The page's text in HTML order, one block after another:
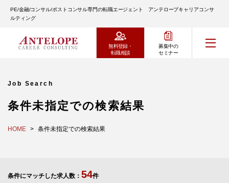
PE/金融/コンサル/ポストコンサル専門の転職エージェント アンテロープキャリアコンサ
ルティング
無料登録・
転職相談
募集中の
セミナー
Job Search
条件未指定での検索結果
HOME 条件未指定での検索結果
条件にマッチした求人数： 54件